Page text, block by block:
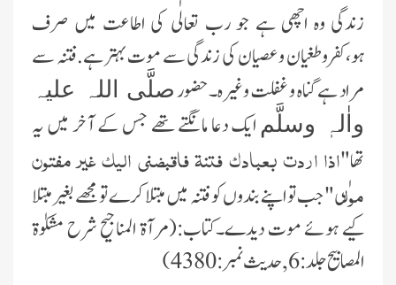
زندگی وہ اچھی ہے جو رب تعالٰی کی اطاعت میں صرف
ہو،کفروطغیان و عصیان کی زندگی سے موت بہتر ہے.فتنہ سے
مراد ہے گناہ و غفلت وغیرہ۔حضورصلَّی اللہ علیہ
واٰلہٖ وسلَّم ایک دعا مانگتے تھے جس کے آخر میں یہ
تھا"اذا اردت بعبادك فتنۃ فاقبضنی الیك غیر مفتون
مولٰی" جب تو اپنے بندوں کو فتنہ میں مبتلا کرے تو مجھے بغیر مبتلا
کیے ہوئے موت دیدے۔کتاب:(مرآۃ المناجیح شرح مشکوٰۃ
المصابیح جلد:6 ,حدیث نمبر:4380)